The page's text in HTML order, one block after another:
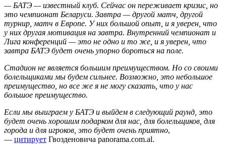
— БАТЭ — известный клуб. Сейчас он переживает кризис, но
это чемпионат Беларуси. Завтра — другой матч, другой
турнир, матч в Европе. У них большой опыт, и я уверен, что
у них другая мотивация на завтра. Внутренний чемпионат и
Лига конференций — это не одно и то же, и я уверен, что
завтра БАТЭ будет очень упорно бороться на поле.
Стадион не является большим преимуществом. Но со своими
болельщиками мы будем сильнее. Возможно, это небольшое
преимущество, но все же я не могу сказать, что у нас
большое преимущество.
Если мы выиграем у БАТЭ и выйдем в следующий раунд, это
будет очень хорошим подарком для нас, для болельщиков, для
города и для игроков, это будет очень приятно,
— цитирует Гвозденовича panorama.com.al.